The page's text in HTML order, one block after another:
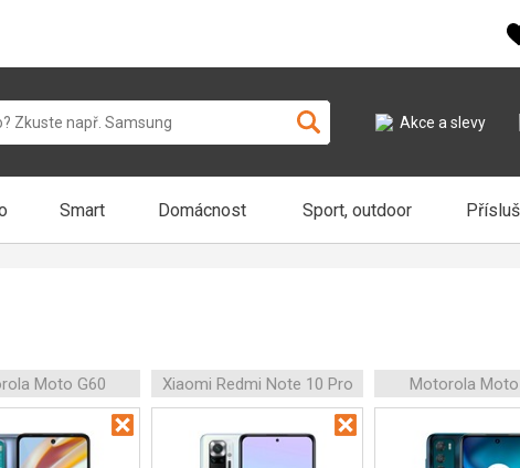
Akce a slevy
Smart Domácnost Sport, outdoor
Moto G60 Xiaomi Redmi Note 10 Pro Motorola Moto